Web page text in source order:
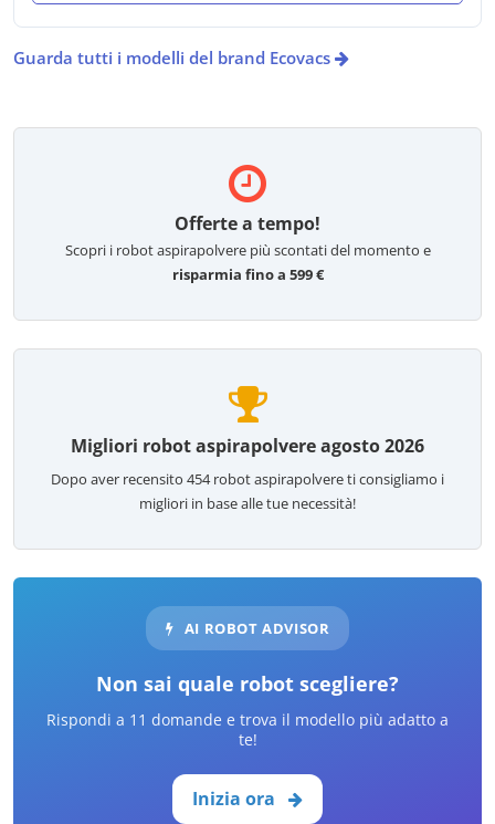
Guarda tutti i modelli del brand Ecovacs
Offerte a tempo!
Scopri i robot aspirapolvere più scontati del momento e
risparmia fino a 599 €
Migliori robot aspirapolvere agosto 2026
Dopo aver recensito 454robot aspirapolvere ti consigliamo i
migliori in base alle tue necessità!
AI ROBOT ADVISOR
Non sai quale robot scegliere?
Rispondi a 11 domande e trova il modello più adatto a
te!
Inizia ora